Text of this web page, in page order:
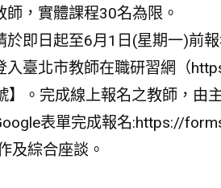
，實體課程30名為限。
即日起至6月1日(星期一)前
臺北市教師在職研習網（
】。完成線上報名之教師，由
表單完成報名:https://
及綜合座談。